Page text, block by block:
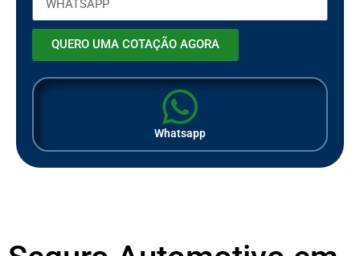
QUERO UMA COTAÇÃO AGORA
Whatsapp